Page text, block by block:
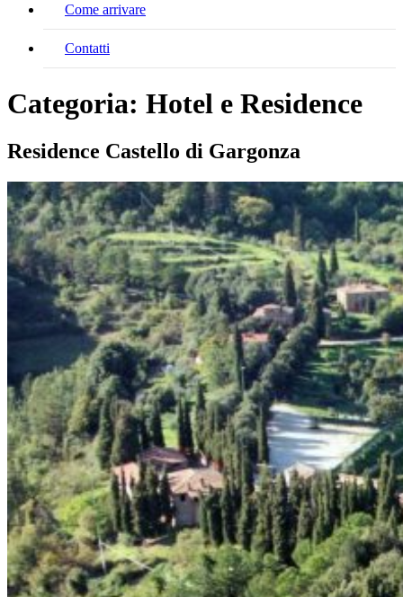
Come arrivare
Contatti
Categoria: Hotel e Residence
Residence Castello di Gargonza